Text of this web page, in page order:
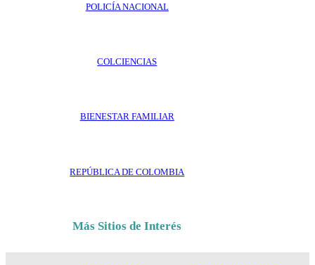
POLICÍA NACIONAL
COLCIENCIAS
BIENESTAR FAMILIAR
REPÚBLICA DE COLOMBIA
Más Sitios de Interés